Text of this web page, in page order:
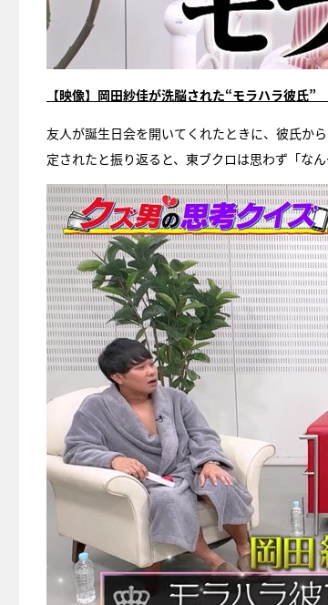
【映像】岡田紗佳が洗脳された“モラハラ彼氏
友人が誕生日会を開いてくれたときに、彼氏か
定されたと振り返ると、東ブクロは思わず「な